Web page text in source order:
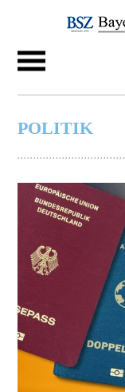
POLITIK